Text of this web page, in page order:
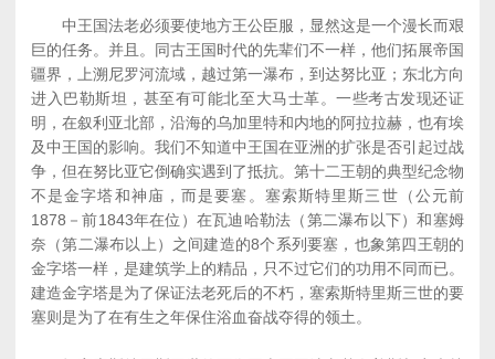
中王国法老必须要使地方王公臣服，显然这是一个漫长而艰
巨的任务。并且。同古王国时代的先辈们不一样，他们拓展帝国
疆界，上溯尼罗河流域，越过第一瀑布，到达努比亚；东北方向
进入巴勒斯坦，甚至有可能北至大马士革。一些考古发现还证
明，在叙利亚北部，沿海的乌加里特和内地的阿拉拉赫，也有埃
及中王国的影响。我们不知道中王国在亚洲的扩张是否引起过战
争，但在努比亚它倒确实遇到了抵抗。第十二王朝的典型纪念物
不是金字塔和神庙，而是要塞。塞索斯特里斯三世（公元前
1878－前1843年在位）在瓦迪哈勒法（第二瀑布以下）和塞姆
奈（第二瀑布以上）之间建造的8个系列要塞，也象第四王朝的
金字塔一样，是建筑学上的精品，只不过它们的功用不同而已。
建造金字塔是为了保证法老死后的不朽，塞索斯特里斯三世的要
塞则是为了在有生之年保住浴血奋战夺得的领土。